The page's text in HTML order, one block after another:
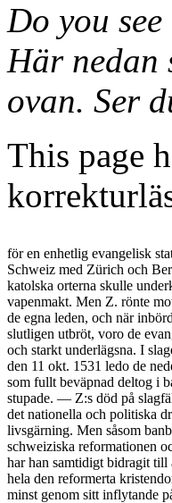
Do you
Här nedan
ovan. Ser
This page
för en enhetlig evangelisk
Schweiz med Zürich och
katolska orterna skulle
vapenmakt. Men Z. rönte
de egna leden, och när
slutligen utbröt, voro de
och starkt underlägsna. I
den 11 okt. 1531 ledo de
som fullt beväpnad deltog i
stupade. — Z:s död på
det nationella och politiska
livsgärning. Men såsom
schweiziska reformationen
har han samtidigt bidragit till
hela den reformerta
minst genom sitt inflytande